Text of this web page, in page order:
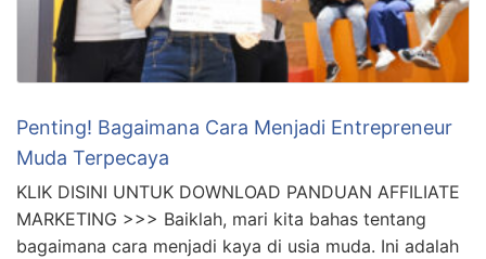
Penting! Bagaimana Cara Menjadi Entrepreneur
Muda Terpecaya
KLIK DISINI UNTUK DOWNLOAD PANDUAN AFFILIATE
MARKETING >>> Baiklah, mari kita bahas tentang
bagaimana cara menjadi kaya di usia muda. Ini adalah